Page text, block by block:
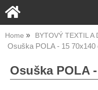
Home BYTOVÝ TEXTIL A
Osuška POLA - 15 70x140
Osuška POLA